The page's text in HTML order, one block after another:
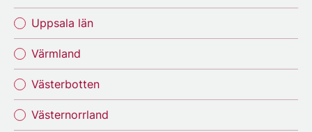
Uppsala län
Värmland
Västerbotten
Västernorrland